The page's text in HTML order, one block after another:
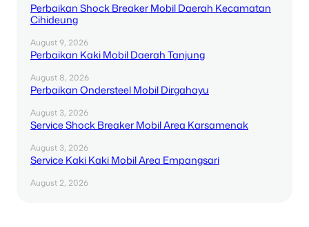
Perbaikan Shock Breaker Mobil Daerah Kecamatan
Cihideung
August 9, 2026
Perbaikan Kaki Mobil Daerah Tanjung
August 8, 2026
Perbaikan Ondersteel Mobil Dirgahayu
August 3, 2026
Service Shock Breaker Mobil Area Karsamenak
August 3, 2026
Service Kaki Kaki Mobil Area Empangsari
August 2, 2026